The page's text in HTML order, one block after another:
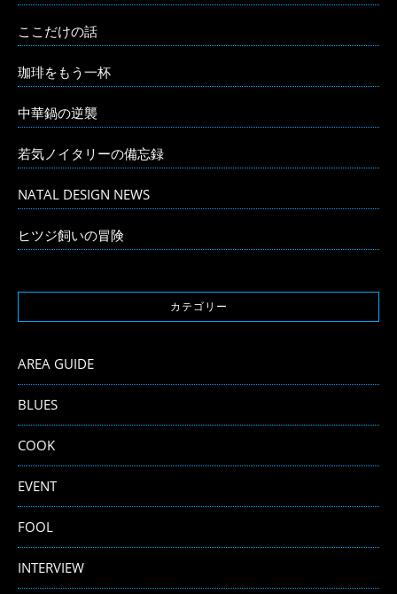
ここだけの話
珈琲をもう一杯
中華鍋の逆襲
若気ノイタリーの備忘録
NATAL DESIGN NEWS
ヒツジ飼いの冒険
カテゴリー
AREA GUIDE
BLUES
COOK
EVENT
FOOL
INTERVIEW